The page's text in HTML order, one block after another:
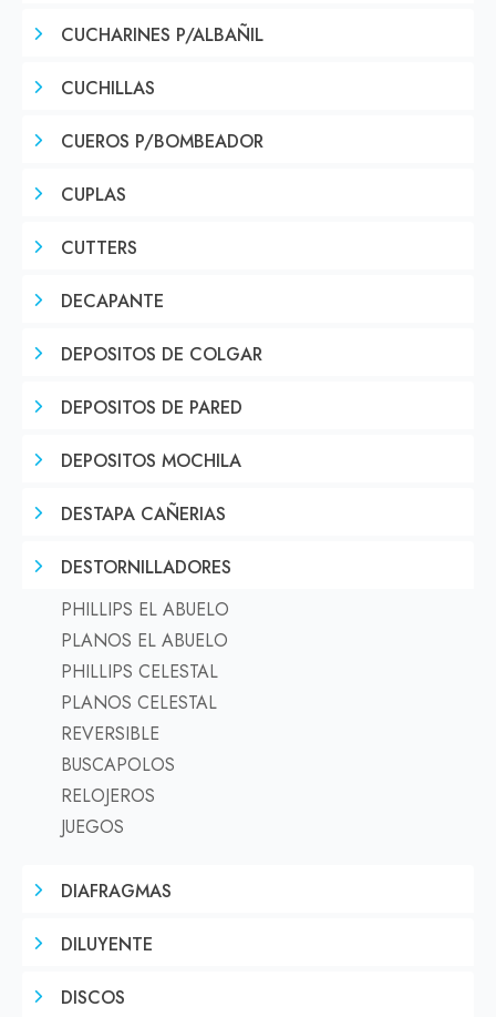
CUCHARINES P/ALBAÑIL
CUCHILLAS
CUEROS P/BOMBEADOR
CUPLAS
CUTTERS
DECAPANTE
DEPOSITOS DE COLGAR
DEPOSITOS DE PARED
DEPOSITOS MOCHILA
DESTAPA CAÑERIAS
DESTORNILLADORES
PHILLIPS EL ABUELO
PLANOS EL ABUELO
PHILLIPS CELESTAL
PLANOS CELESTAL
REVERSIBLE
BUSCAPOLOS
RELOJEROS
JUEGOS
DIAFRAGMAS
DILUYENTE
DISCOS